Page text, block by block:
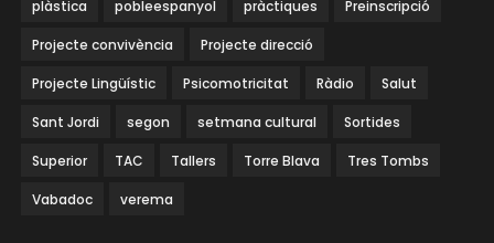
plàstica pobleespanyol pràctiques Preinscripció
Projecte convivència Projecte direcció
Projecte Lingüístic Psicomotricitat Ràdio Salut
Sant Jordi segon setmana cultural Sortides
Superior TAC Tallers Torre Blava Tres Tombs
Vabadoc verema